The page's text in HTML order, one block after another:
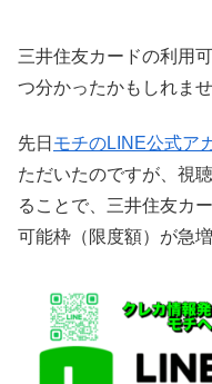
三井住友カードの利用
つ分かったかもしれませ
先日 モチのLINE公式ア
ただいたのですが、視
ることで、三井住友カ
可能枠（限度額）が急